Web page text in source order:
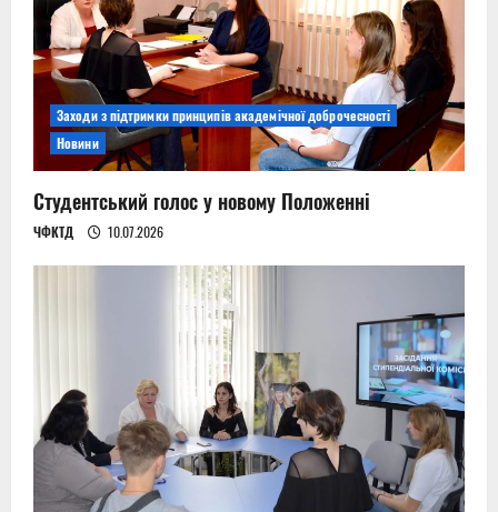
Заходи з підтримки принципів академічної доброчесності
Новини
Студентський голос у новому Положенні
ЧФКТД 10.07.2026